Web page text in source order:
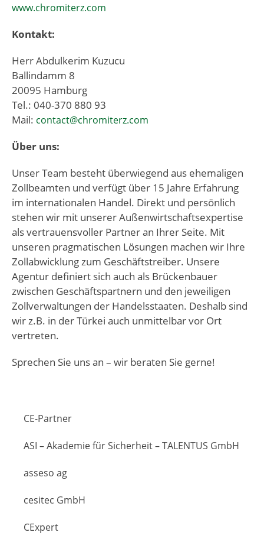
CE-Partner
ASI – Akademie für Sicherheit – TALENTUS GmbH
asseso ag
cesitec GmbH
CExpert
www.chromiterz.com
Kontakt:
Herr Abdulkerim Kuzucu
Ballindamm 8
20095 Hamburg
Tel.: 040-370 880 93
Mail: contact@chromiterz.com
Über uns:
Unser Team besteht überwiegend aus ehemaligen
Zollbeamten und verfügt über 15 Jahre Erfahrung
im internationalen Handel. Direkt und persönlich
stehen wir mit unserer Außenwirtschaftsexpertise
als vertrauensvoller Partner an Ihrer Seite. Mit
unseren pragmatischen Lösungen machen wir Ihre
Zollabwicklung zum Geschäftstreiber. Unsere
Agentur definiert sich auch als Brückenbauer
zwischen Geschäftspartnern und den jeweiligen
Zollverwaltungen der Handelsstaaten. Deshalb sind
wir z.B. in der Türkei auch unmittelbar vor Ort
vertreten.
Sprechen Sie uns an – wir beraten Sie gerne!